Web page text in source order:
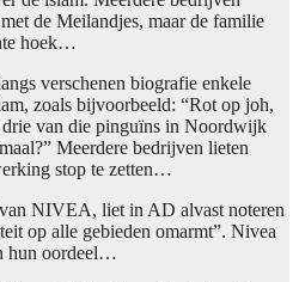
de Meilandjes, maar de familie
hoek…
verschenen biografie enkele
zoals bijvoorbeeld: “Rot op joh,
van die pinguïns in Noordwijk
Meerdere bedrijven lieten
stop te zetten…
NIVEA, liet in AD alvast noteren
op alle gebieden omarmt”. Nivea
hun oordeel…